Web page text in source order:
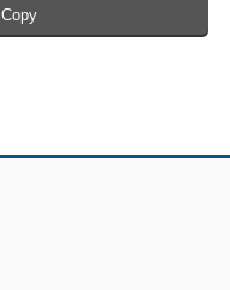
Copy